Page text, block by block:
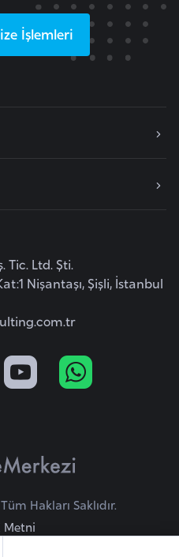
İşlemleri
Tic. Ltd. Şti.
Nişantaşı, Şişli, İstanbul
Hakları Saklıdır.
Metni